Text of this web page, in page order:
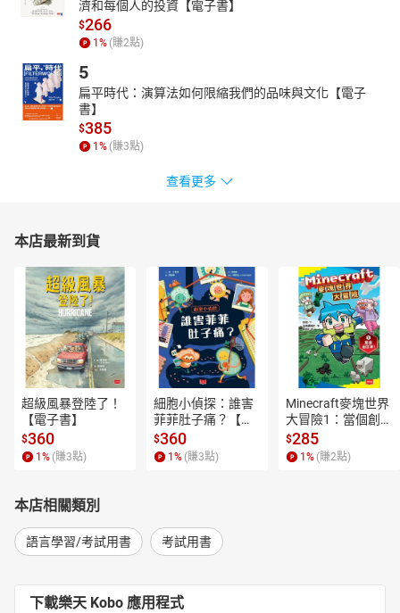
濟和每個人的投資【電子書】
$266
1 % (賺2點)
5
扁平時代：演算法如何限縮我們的品味與文化【電子
書】
$385
1 % (賺3點)
查看更多
本店最新到貨
超級風暴登陸了！
【電子書】
$360
1 % (賺3點)
細胞小偵探：誰害
菲菲肚子痛？【電
子書】
$360
1 % (賺3點)
Minecraft麥塊世界
大冒險1：當個創世
神！【電子書】
$285
1 % (賺2點)
本店相關類別
語言學習/考試用書 考試用書
下載樂天 Kobo 應用程式